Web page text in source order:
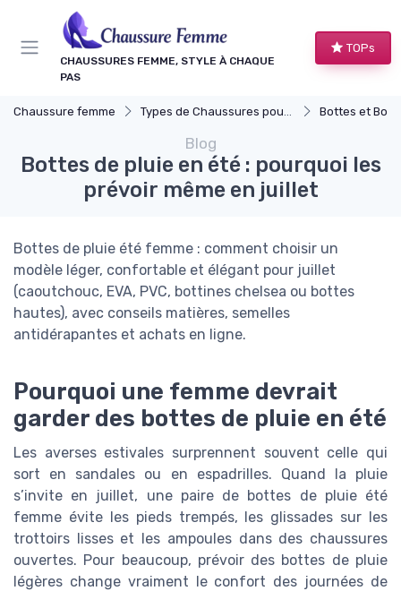
CHAUSSURES FEMME, STYLE À CHAQUE
PAS
TOPs
Chaussure femme Types de Chaussures pour Femmes Bottes et
Blog
Bottes de pluie en été : pourquoi les
prévoir même en juillet
Bottes de pluie été femme : comment choisir un
modèle léger, confortable et élégant pour juillet
(caoutchouc, EVA, PVC, bottines chelsea ou bottes
hautes), avec conseils matières, semelles
antidérapantes et achats en ligne.
Pourquoi une femme devrait
garder des bottes de pluie en été
Les averses estivales surprennent souvent celle qui
sort en sandales ou en espadrilles. Quand la pluie
s’invite en juillet, une paire de bottes de pluie été
femme évite les pieds trempés, les glissades sur les
trottoirs lisses et les ampoules dans des chaussures
ouvertes. Pour beaucoup, prévoir des bottes de pluie
légères change vraiment le confort des journées de
Panneau de gestion des cookies